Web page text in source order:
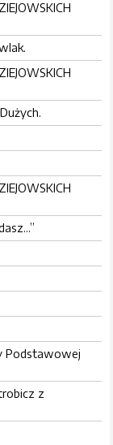
Podstawowej
z